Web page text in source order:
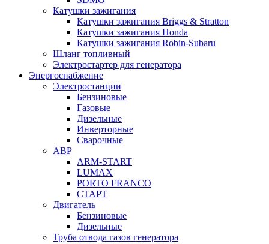
Катушки зажигания
Катушки зажигания Briggs & Stratton
Катушки зажигания Honda
Катушки зажигания Robin-Subaru
Шланг топливный
Электростартер для генератора
Энергоснабжение
Электростанции
Бензиновые
Газовые
Дизельные
Инверторные
Сварочные
АВР
ARM-START
LUMAX
PORTO FRANCO
СТАРТ
Двигатель
Бензиновые
Дизельные
Труба отвода газов генератора